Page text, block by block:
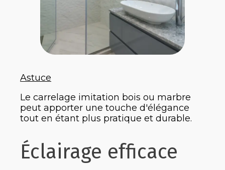
Astuce
Le carrelage imitation bois ou marbre
peut apporter une touche d'élégance
tout en étant plus pratique et durable.
Éclairage efficace